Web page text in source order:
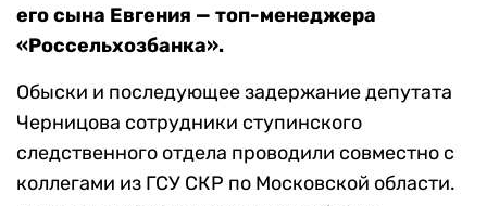
его сына Евгения — топ-менеджера
«Россельхозбанка».
Обыски и последующее задержание депутата
Черницова сотрудники ступинского
следственного отдела проводили совместно с
коллегами из ГСУ СКР по Московской области.